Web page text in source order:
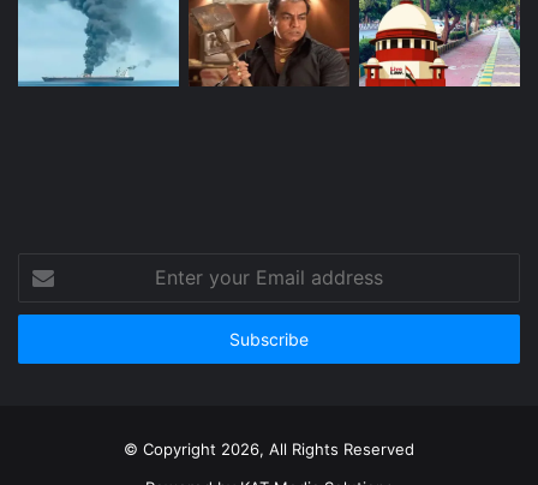
your
Email
© Copyright 2026, All Rights Reserved